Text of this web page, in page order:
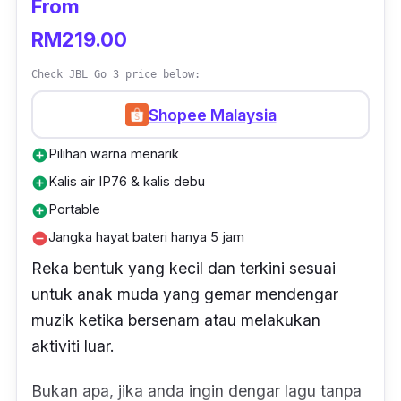
From
RM219.00
Check JBL Go 3 price below:
Shopee Malaysia
add_circlePilihan warna menarik
add_circleKalis air IP76 & kalis debu
add_circlePortable
remove_circleJangka hayat bateri hanya 5 jam
Reka bentuk yang kecil dan terkini sesuai
untuk anak muda yang gemar mendengar
muzik ketika bersenam atau melakukan
aktiviti luar.
Bukan apa, jika anda ingin dengar lagu tanpa